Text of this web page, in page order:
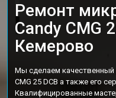
Ремонт
Candy CMG
Кемерово
Мы сделаем качественный
CMG 25 DCB а также его
Квалифицированные